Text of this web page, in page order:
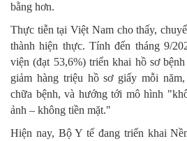
bằng hơn.
Thực tiễn tại Việt Nam cho thấy,
thành hiện thực. Tính đến tháng 9/
viện (đạt 53,6%) triển khai hồ sơ
giảm hàng triệu hồ sơ giấy mỗi
chữa bệnh, và hướng tới mô hình
ảnh – không tiền mặt."
Hiện nay, Bộ Y tế đang triển khai